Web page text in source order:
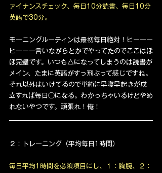
ァイナンスチェック、毎日10分読書、毎日10分
英語で30分。
モーニングルーティンは最初毎日絶対！ヒーーー
ヒーーー言いながらとかでやってたのでここはほ
ぼ完璧です。いつも△になってしまうのは読書が
メイン、たまに英語がすっ飛ぶって感じですね。
それ以外はいけてるので単純に早寝早起きが成
立すれば毎日◯になる。わかっちゃいるけどやめ
れないやつです。頑張れ！俺！
２：トレーニング（平均毎日1時間）
毎日平均1時間を必須項目にし、１：胸腕、２：